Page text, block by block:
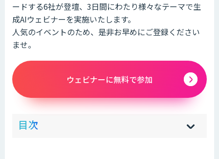
ードする6社が登壇、3日間にわたり様々なテーマで生
成AIウェビナーを実施いたします。
人気のイベントのため、是非お早めにご登録ください
ませ。
ウェビナーに無料で参加
目次 hi
]
sh
]